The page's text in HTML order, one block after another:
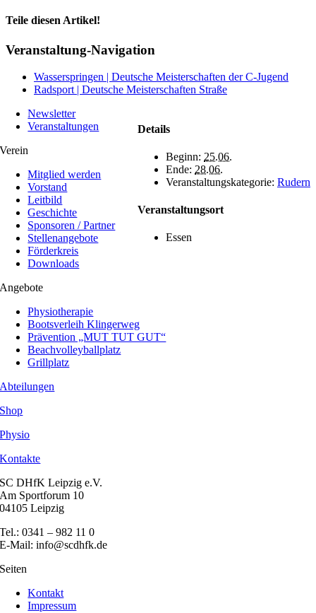
Teile diesen Artikel!
Facebook
X
WhatsApp
Telegram
Veranstaltung-Navigation
Wasserspringen | Deutsche Meisterschaften der C-Jugend
Radsport | Deutsche Meisterschaften Straße
Details
Beginn: 25.06.
Ende: 28.06.
Veranstaltungskategorie: Rudern
Veranstaltungsort
Essen
Newsletter
Veranstaltungen
Verein
Mitglied werden
Vorstand
Leitbild
Geschichte
Sponsoren / Partner
Stellenangebote
Förderkreis
Downloads
Angebote
Physiotherapie
Bootsverleih Klingerweg
Prävention „MUT TUT GUT“
Beachvolleyballplatz
Grillplatz
Abteilungen
Shop
Physio
Kontakte
SC DHfK Leipzig e.V.
Am Sportforum 10
04105 Leipzig
Tel.: 0341 – 982 11 0
E-Mail: info@scdhfk.de
Seiten
Kontakt
Impressum